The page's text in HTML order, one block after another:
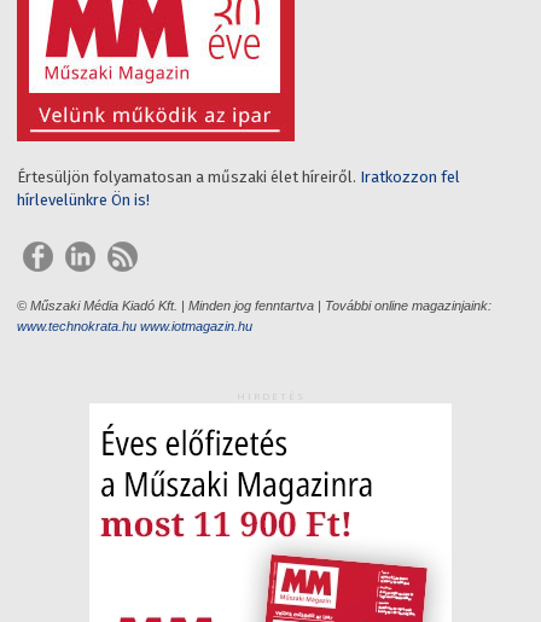
Értesüljön folyamatosan a műszaki élet híreiről. Iratkozzon fel
hírlevelünkre Ön is!
© Műszaki Média Kiadó Kft. | Minden jog fenntartva | További online magazinjaink:
www.technokrata.hu www.iotmagazin.hu
HIRDETÉS